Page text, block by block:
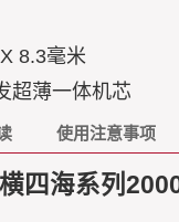
8.3毫米
超薄一体机芯
使用注意事项
四海系列